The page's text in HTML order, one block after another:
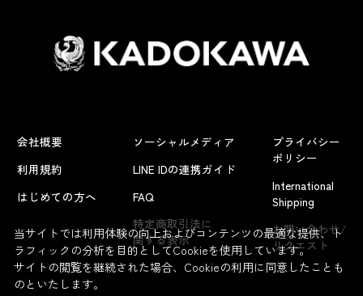
会社概要
利用規約
はじめての方へ
ソーシャルメディア
LINE IDの連携ガイド
FAQ
特定商取引法に
関する表示
プライバシー
ポリシー
International
Shipping
お問い合わせ/
リクエスト
当サイトでは利用体験の向上およびコンテンツの最適な提供、ト
ラフィックの分析を目的としてCookieを使用しています。
サイトの閲覧を継続された場合、Cookieの利用に同意したことも
のといたします。